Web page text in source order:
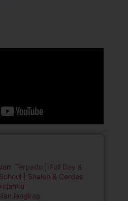
Terpadu | Full Day &
| Shaleh & Cerdas